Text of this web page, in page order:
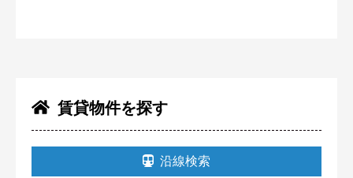
賃貸物件を探す
沿線検索